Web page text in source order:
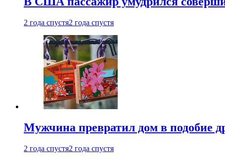
2 года спустя2 года спустя
Мужчина превратил дом в подобие
2 года спустя2 года спустя